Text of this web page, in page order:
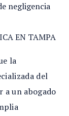
negligencia
la
del
a un abogado